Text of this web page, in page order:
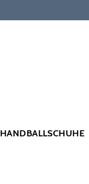
HANDBALLSCHUHE